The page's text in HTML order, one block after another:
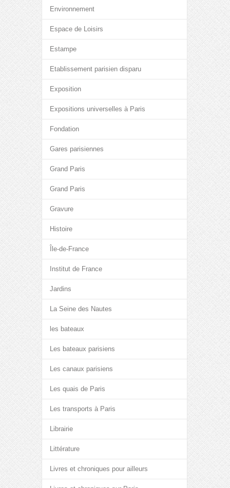
Environnement
Espace de Loisirs
Estampe
Etablissement parisien disparu
Exposition
Expositions universelles à Paris
Fondation
Gares parisiennes
Grand Paris
Grand Paris
Gravure
Histoire
Île-de-France
Institut de France
Jardins
La Seine des Nautes
les bateaux
Les bateaux parisiens
Les canaux parisiens
Les quais de Paris
Les transports à Paris
Librairie
Littérature
Livres et chroniques pour ailleurs